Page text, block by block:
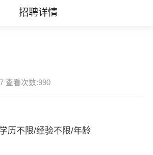
招聘详情
查看次数:990
历不限/经验不限/年龄